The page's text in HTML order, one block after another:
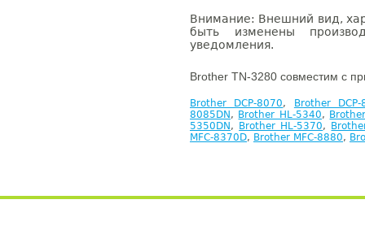
Внимание: Внешний вид,
быть изменены
уведомления.
Brother TN-3280 совместим с
Brother DCP-8070,
Brother DCP-
8085DN , Brother HL-5340,
5350DN , Brother HL-5370,
MFC-8370D, Brother MFC-8880,